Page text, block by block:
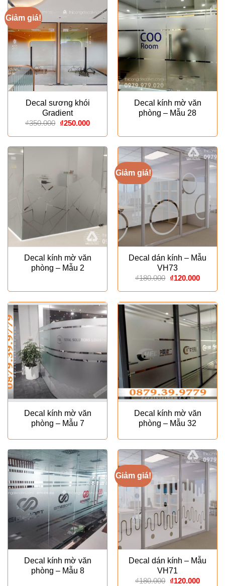
Giảm giá!
Decal sương khói
Gradient
₫350.000 Giá
là:
₫350.000.
₫250.000Giá
tại
là:
₫250.000.
Decal kính mờ văn
phòng – Mẫu 28
Decal kính mờ văn
phòng – Mẫu 2
Giảm giá!
Decal dán kính – Mẫu
VH73
₫180.000 Giá
là:
₫180.000.
₫120.000Giá
tại
là:
Decal kính mờ văn
phòng – Mẫu 7
Decal kính mờ văn
phòng – Mẫu 32
Decal kính mờ văn
phòng – Mẫu 8
Giảm giá!
Decal dán kính – Mẫu
VH71
₫180.000 Giá
₫120.000Giá